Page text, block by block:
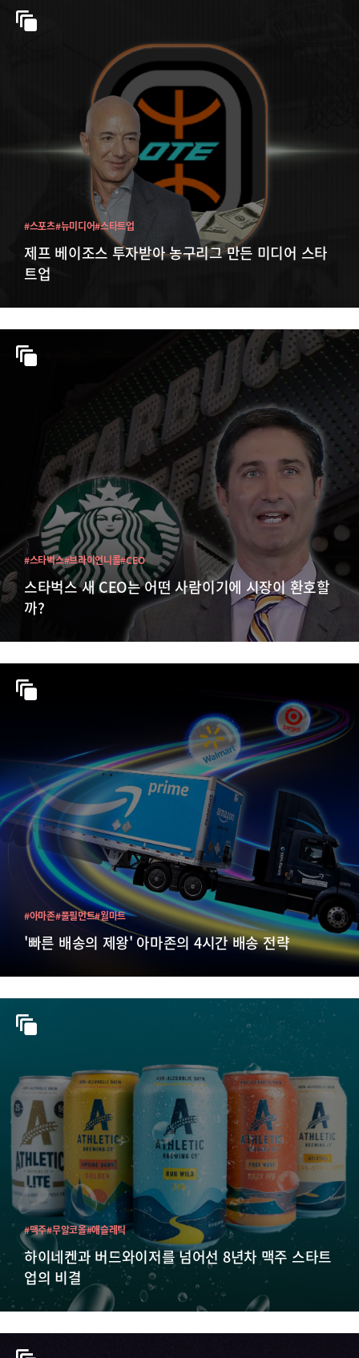
제프 베이조스 투자받아 농구리그 만든 미디어 스타
트업
#스포츠#뉴미디어#스타트업
스타벅스 새 CEO는 어떤 사람이기에 시장이 환호할
까?
#스타벅스#브라이언니콜#CEO
'빠른 배송의 제왕' 아마존의 4시간 배송 전략
#아마존#풀필먼트#월마트
하이네켄과 버드와이저를 넘어선 8년차 맥주 스타트
업의 비결
#맥주#무알코올#애슬레틱